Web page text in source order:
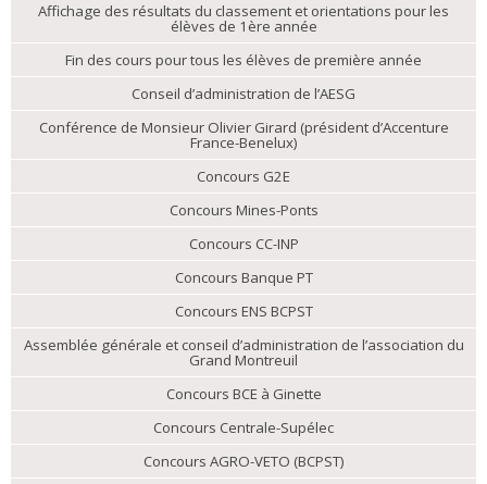
Affichage des résultats du classement et orientations pour les
élèves de 1ère année
Fin des cours pour tous les élèves de première année
Conseil d’administration de l’AESG
Conférence de Monsieur Olivier Girard (président d’Accenture
France-Benelux)
Concours G2E
Concours Mines-Ponts
Concours CC-INP
Concours Banque PT
Concours ENS BCPST
Assemblée générale et conseil d’administration de l’association du
Grand Montreuil
Concours BCE à Ginette
Concours Centrale-Supélec
Concours AGRO-VETO (BCPST)